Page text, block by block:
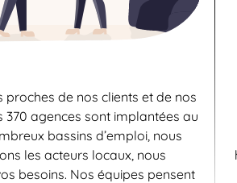
proches de nos clients et de nos
370 agences sont implantées au
bassins d’emploi, nous
les acteurs locaux, nous
besoins. Nos équipes pensent